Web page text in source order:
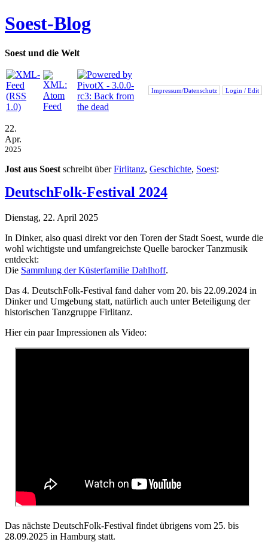
Soest-Blog
Soest und die Welt
Impressum/Datenschutz Login / Edit
22.
Apr.
2025
Jost aus Soest schreibt überFirlitanz, Geschichte, Soest:
DeutschFolk-Festival 2024
Dienstag, 22. April 2025
In Dinker, also quasi direkt vor den Toren der Stadt Soest, wurde die
wohl wichtigste und umfangreichste Quelle barocker Tanzmusik
entdeckt:
Die Sammlung der Küsterfamilie Dahlhoff.
Das 4. DeutschFolk-Festival fand daher vom 20. bis 22.09.2024 in
Dinker und Umgebung statt, natürlich auch unter Beteiligung der
historischen Tanzgruppe Firlitanz.
Hier ein paar Impressionen als Video:
Das nächste DeutschFolk-Festival findet übrigens vom 25. bis
28.09.2025 in Hamburg statt.